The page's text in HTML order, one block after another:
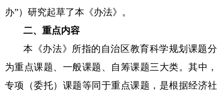
办”） 研究起草了本《办法》。
二、重点内容
本《办法》所指的自治区教育科学规划课题分
为重点课题、一般课题、自筹课题三大类。其中 ，
专项 （委托）课题等同于重点课题， 是根据经济社